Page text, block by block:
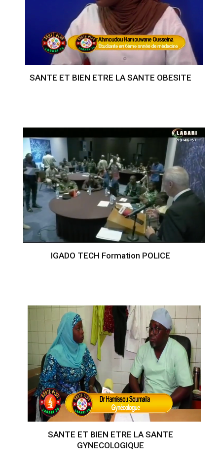
SANTE ET BIEN ETRE LA SANTE OBESITE
IGADO TECH Formation POLICE
SANTE ET BIEN ETRE LA SANTE
GYNECOLOGIQUE